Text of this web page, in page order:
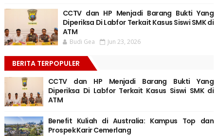
CCTV dan HP Menjadi Barang Bukti Yang
Diperiksa Di Labfor Terkait Kasus Siswi SMK di
ATM
Budi Gea Jun 23, 2026
BERITA TERPOPULER
CCTV dan HP Menjadi Barang Bukti Yang
Diperiksa Di Labfor Terkait Kasus Siswi SMK di
ATM
Benefit Kuliah di Australia: Kampus Top dan
Prospek Karir Cemerlang